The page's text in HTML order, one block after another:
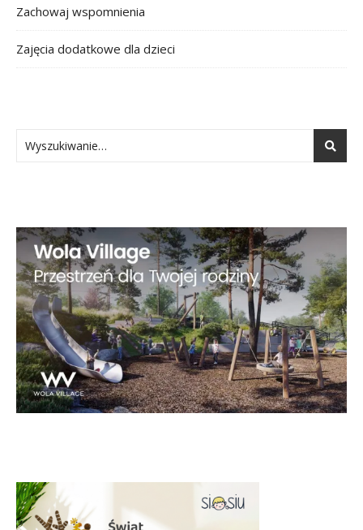
Zachowaj wspomnienia
Zajęcia dodatkowe dla dzieci